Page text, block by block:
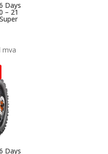
Days
– 21
mva
Days